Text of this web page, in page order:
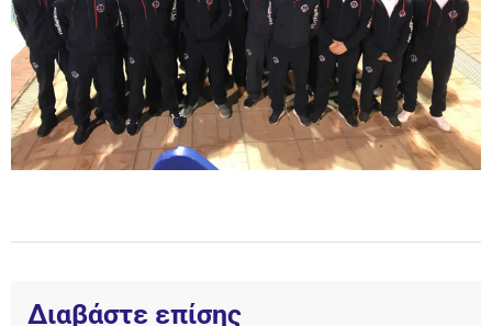
Διαβάστε επίσης